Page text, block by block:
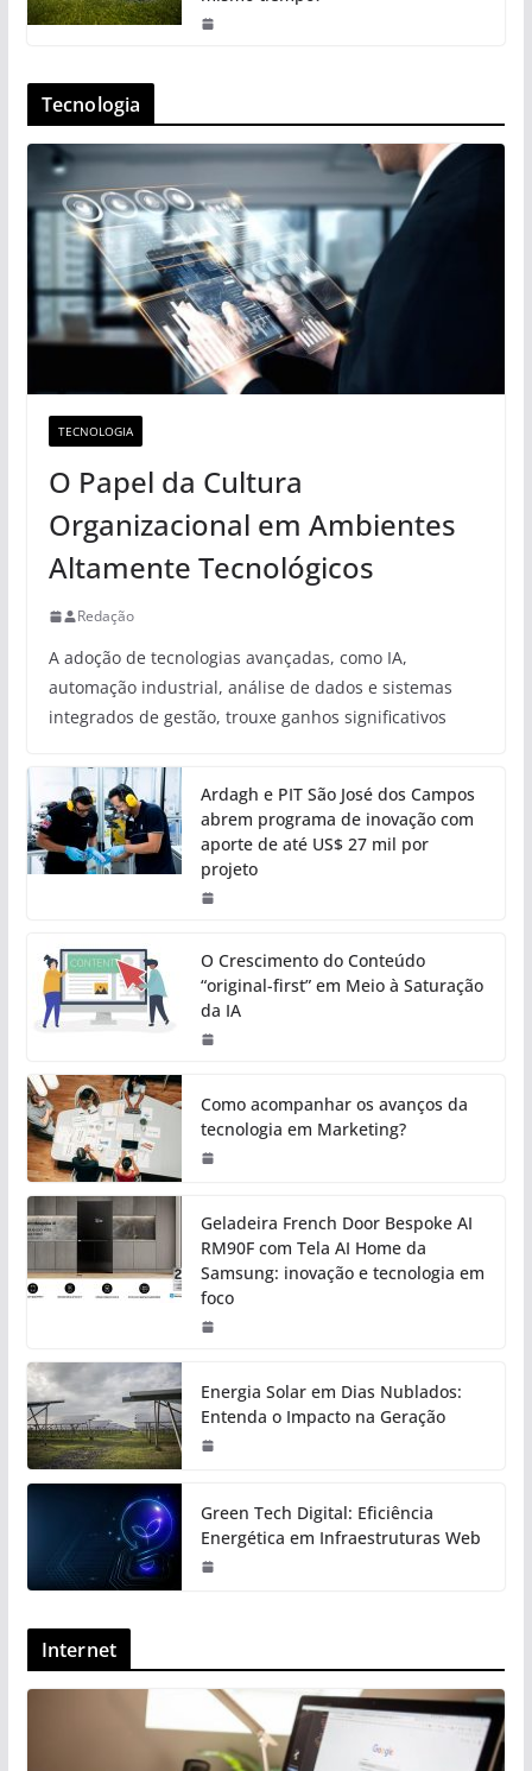
Tecnologia
TECNOLOGIA
O Papel da Cultura
Organizacional em Ambientes
Altamente Tecnológicos
Redação
A adoção de tecnologias avançadas, como IA,
automação industrial, análise de dados e sistemas
integrados de gestão, trouxe ganhos significativos
Ardagh e PIT São José dos Campos
abrem programa de inovação com
aporte de até US$ 27 mil por
projeto
O Crescimento do Conteúdo
“original-first” em Meio à Saturação
da IA
Como acompanhar os avanços da
tecnologia em Marketing?
Geladeira French Door Bespoke AI
RM90F com Tela AI Home da
Samsung: inovação e tecnologia em
foco
Energia Solar em Dias Nublados:
Entenda o Impacto na Geração
Green Tech Digital: Eficiência
Energética em Infraestruturas Web
Internet